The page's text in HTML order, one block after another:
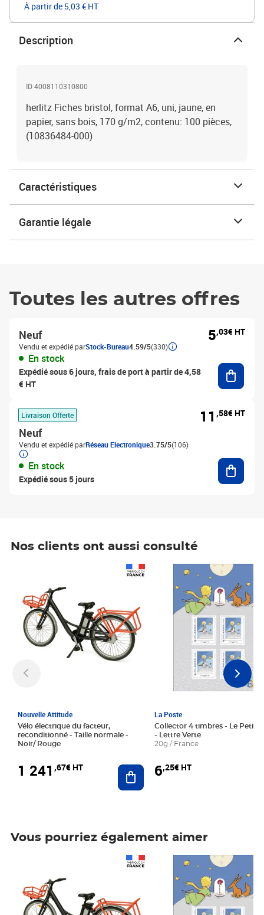
À partir de 5,03 € HT
Description
ID 4008110310800
herlitz Fiches bristol, format A6, uni, jaune, en
papier, sans bois, 170 g/m2, contenu: 100 pièces,
(10836484-000)
Caractéristiques
Garantie légale
Toutes les autres offres
Neuf
Vendu et expédié parStock-Bureau4.59/5(330)
En stock
Expédié sous 6 jours, frais de port à partir de 4,58
€ HT
5,03€ HT
Livraison Offerte
Neuf
Vendu et expédié parRéseau Electronique3.75/5(106)
En stock
Expédié sous 5 jours
11 ,58€ HT
Nos clients ont aussi consulté
Nouvelle Attitude
Vélo électrique du facteur,
reconditionné - Taille normale -
Noir/ Rouge
1 241 ,67€ HT Ajouter au panier
La Poste
Collector 4 timbres - Le Petit
- Lettre Verte
20g / France
6,25€ HT
Prix 6,25€ HT
Vous pourriez également aimer
Prix 6,25€ HT